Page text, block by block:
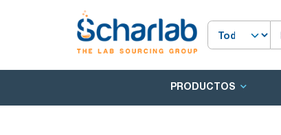
PRODUCTOS